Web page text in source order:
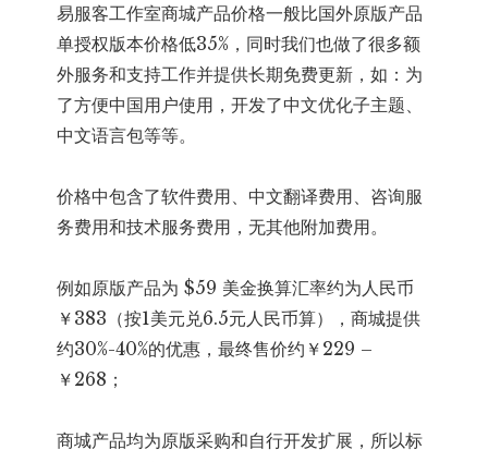
易服客工作室商城产品价格一般比国外原版产品
单授权版本价格低35%，同时我们也做了很多额
外服务和支持工作并提供长期免费更新，如：为
了方便中国用户使用，开发了中文优化子主题、
中文语言包等等。
价格中包含了软件费用、中文翻译费用、咨询服
务费用和技术服务费用，无其他附加费用。
例如原版产品为 $59 美金换算汇率约为人民币
￥383（按1美元兑6.5元人民币算），商城提供
约30%-40%的优惠，最终售价约￥229 –
￥268；
商城产品均为原版采购和自行开发扩展，所以标